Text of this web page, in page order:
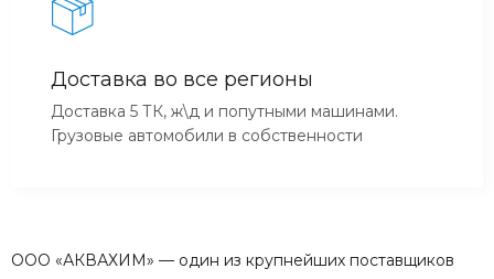
Доставка во все регионы
Доставка 5 ТК, ж\д и попутными машинами.
Грузовые автомобили в собственности
ООО «АКВАХИМ» — один из крупнейших поставщиков